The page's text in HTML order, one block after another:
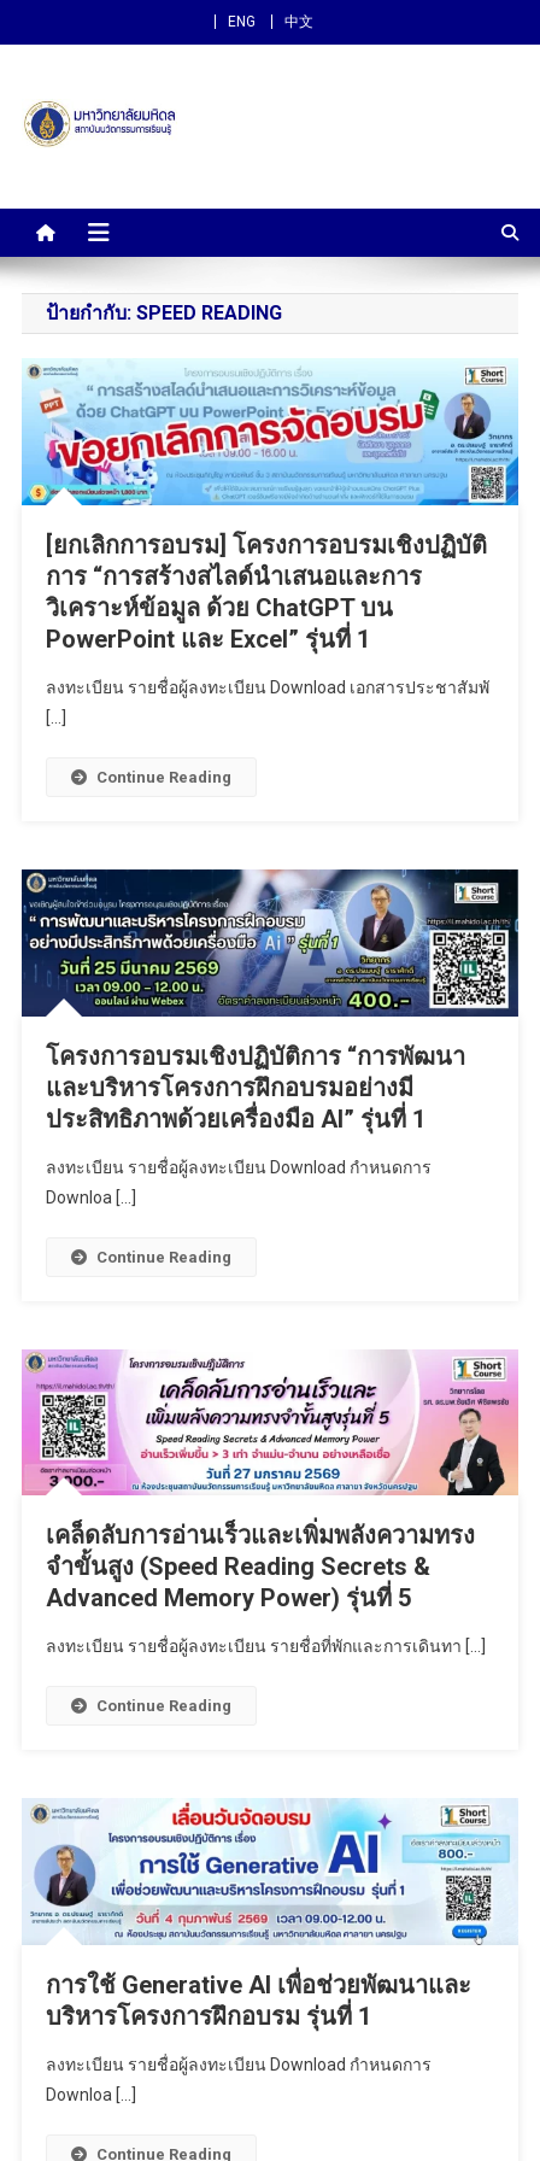
ENG 中文
สถาบันนวัตกรรมการเรียนรู้
ป้ายกำกับ: SPEED READING
[ยกเลิกการอบรม] โครงการอบรมเชิงปฏิบัติ
การ “การสร้างสไลด์นำเสนอและการ
วิเคราะห์ข้อมูล ด้วย ChatGPT บน
PowerPoint และ Excel” รุ่นที่ 1
ลงทะเบียน รายชื่อผู้ลงทะเบียน Download เอกสารประชาสัมพั
[…]
Continue Reading
โครงการอบรมเชิงปฏิบัติการ “การพัฒนา
และบริหารโครงการฝึกอบรมอย่างมี
ประสิทธิภาพด้วยเครื่องมือ AI” รุ่นที่ 1
ลงทะเบียน รายชื่อผู้ลงทะเบียน Download กำหนดการ
Downloa […]
Continue Reading
เคล็ดลับการอ่านเร็วและเพิ่มพลังความทรง
จำขั้นสูง (Speed Reading Secrets &
Advanced Memory Power) รุ่นที่ 5
ลงทะเบียน รายชื่อผู้ลงทะเบียน รายชื่อที่พักและการเดินทา […]
Continue Reading
การใช้ Generative AI เพื่อช่วยพัฒนาและ
บริหารโครงการฝึกอบรม รุ่นที่ 1
ลงทะเบียน รายชื่อผู้ลงทะเบียน Download กำหนดการ
Downloa […]
Continue Reading